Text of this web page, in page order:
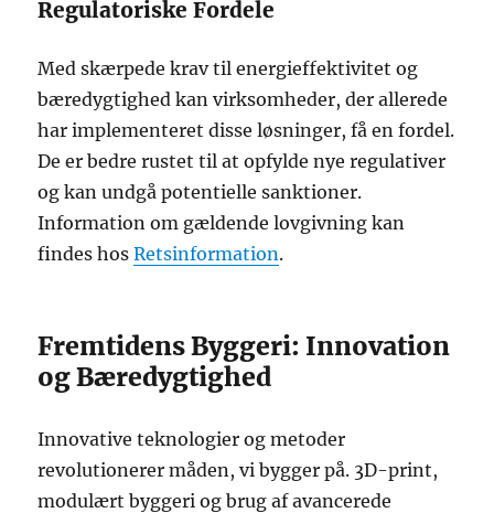
Regulatoriske Fordele
Med skærpede krav til energieffektivitet og
bæredygtighed kan virksomheder, der allerede
har implementeret disse løsninger, få en fordel.
De er bedre rustet til at opfylde nye regulativer
og kan undgå potentielle sanktioner.
Information om gældende lovgivning kan
findes hosRetsinformation.
Fremtidens Byggeri: Innovation
og Bæredygtighed
Innovative teknologier og metoder
revolutionerer måden, vi bygger på. 3D-print,
modulært byggeri og brug af avancerede